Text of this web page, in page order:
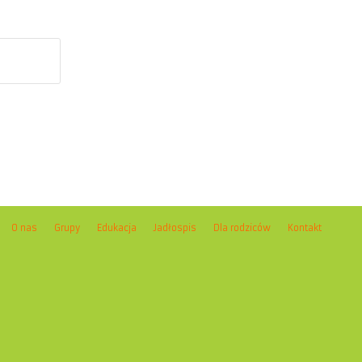
O nas Grupy Edukacja Jadłospis Dla rodziców Kontakt